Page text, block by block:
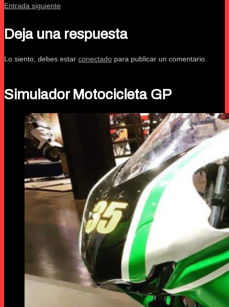
Entrada siguiente
Deja una respuesta
Lo siento, debes estar conectado para publicar un comentario.
Simulador Motocicleta GP